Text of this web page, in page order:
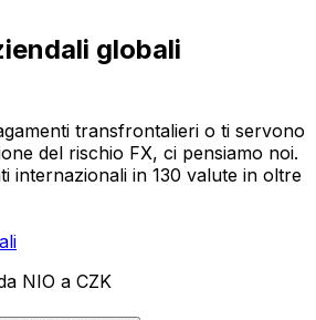
globali
transfrontalieri o ti servono
del rischio FX, ci pensiamo noi.
internazionali in 130 valute in oltre
NIO a CZK